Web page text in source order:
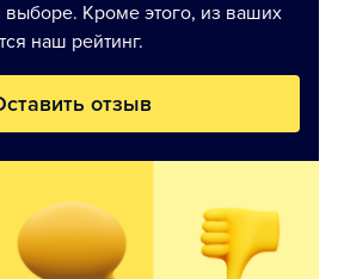
Кроме этого, из ваших
наш рейтинг.
отзыв